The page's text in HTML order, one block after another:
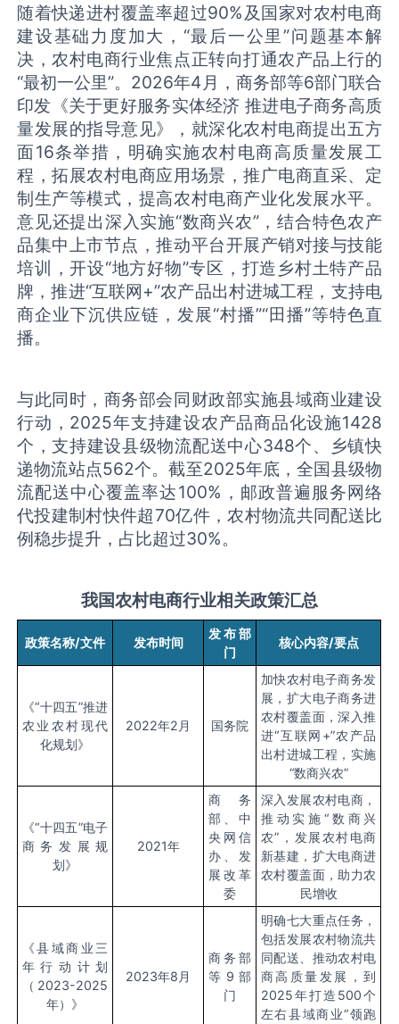
随着快递进村覆盖率超过90%及国家对农村电商
建设基础力度加大，“最后一公里”问题基本解
决，农村电商行业焦点正转向打通农产品上行的
“最初一公里”。2026年4月，商务部等6部门联合
印发《关于更好服务实体经济 推进电子商务高质
量发展的指导意见》，就深化农村电商提出五方
面16条举措，明确实施农村电商高质量发展工
程，拓展农村电商应用场景，推广电商直采、定
制生产等模式，提高农村电商产业化发展水平。
意见还提出深入实施“数商兴农”，结合特色农产
品集中上市节点，推动平台开展产销对接与技能
培训，开设“地方好物”专区，打造乡村土特产品
牌，推进“互联网+”农产品出村进城工程，支持电
商企业下沉供应链，发展“村播”“田播”等特色直
播。
与此同时，商务部会同财政部实施县域商业建设
行动，2025年支持建设农产品商品化设施1428
个，支持建设县级物流配送中心348个、乡镇快
递物流站点562个。截至2025年底，全国县级物
流配送中心覆盖率达100%，邮政普遍服务网络
代投建制村快件超70亿件，农村物流共同配送比
例稳步提升，占比超过30%。
我国农村电商行业相关政策汇总
政策名称/文件 发布时间
发布部
门
核心内容/要点
《“十四五”推进
农业农村现代
化规划》
2022年2月 国务院
加快农村电子商务发
展，扩大电子商务进
农村覆盖面，深入推
进“互联网+”农产品
出村进城工程，实施
“数商兴农”
《“十四五”电子
商务发展规
划》
2021年
商务
部、中
央网信
办、发
展改革
委
深入发展农村电商，
推动实施“数商兴
农”，发展农村电商
新基建，扩大电商进
农村覆盖面，助力农
民增收
《县域商业三
年行动计划
（2023-2025
年）》
2023年8月
商务部
等9部
门
明确七大重点任务，
包括发展农村物流共
同配送、推动农村电
商高质量发展，到
2025年打造500个
左右县域商业“领跑